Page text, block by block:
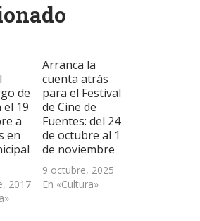
en
una
en
una
en
una
ventana
nueva)
de
el 19
a
en
2017
Arranca la
cuenta atrás
para el Festival
de Cine de
Fuentes: del 24
de octubre al 1
de noviembre
9 octubre, 2025
En «Cultura»